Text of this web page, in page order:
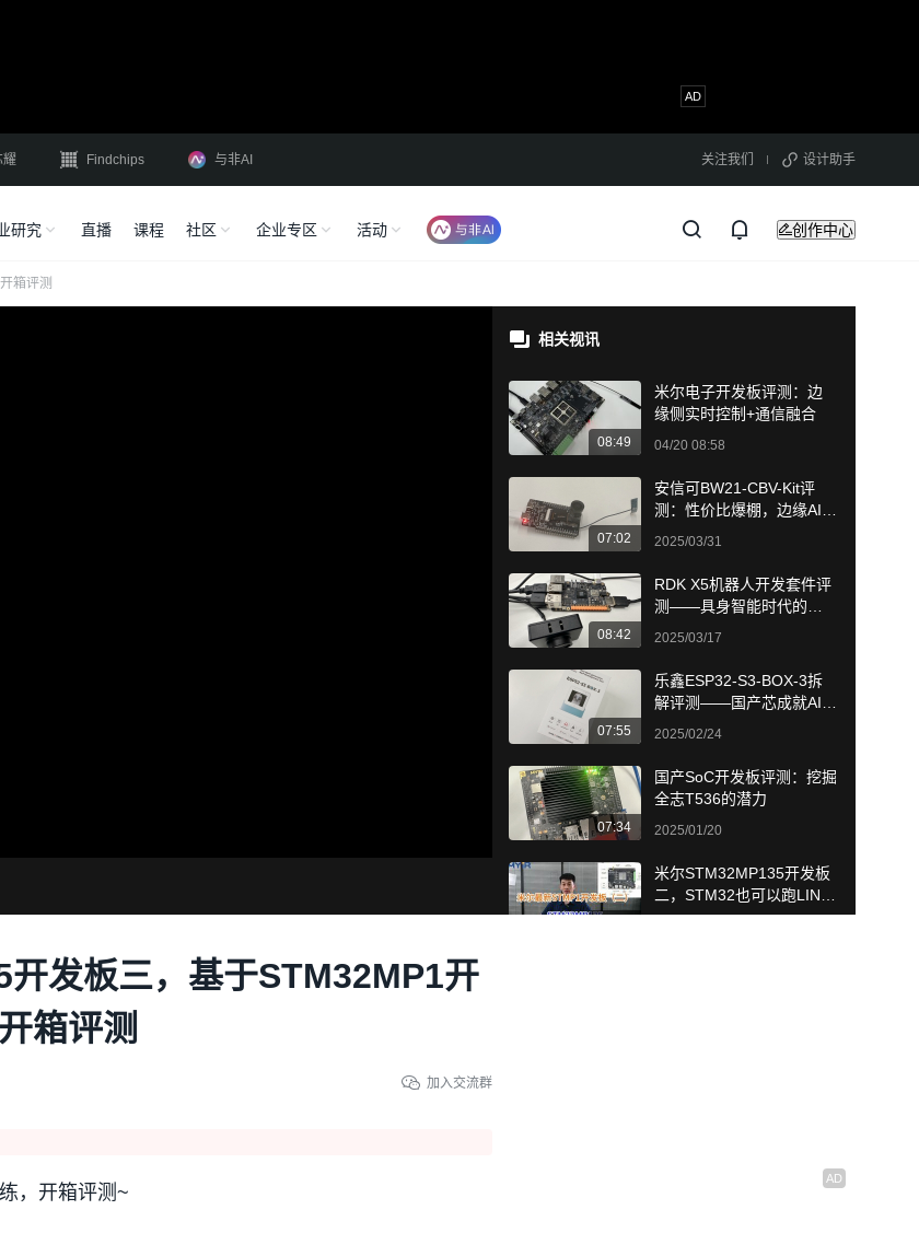
耀 Findchips 与非AI 关注我们 设计助手
研究 直播 课程 社区 企业专区 活动 创作中心
箱评测
相关视讯
08:49
米尔电子开发板评测：边
缘侧实时控制+通信融合
04/20 08:58
07:02
安信可BW21-CBV-Kit评
测：性价比爆棚，边缘AI的
2025/03/31
08:42
RDK X5机器人开发套件评
测——具身智能时代的国
2025/03/17
07:55
乐鑫ESP32-S3-BOX-3拆
解评测——国产芯成就AIO
2025/02/24
07:34
国产SoC开发板评测：挖掘
全志T536的潜力
2025/01/20
米尔STM32MP135开发板
二，STM32也可以跑LINU
X系统了，看看这款开发板
发板三，基于STM32MP1开
箱评测
加入交流群
，开箱评测~